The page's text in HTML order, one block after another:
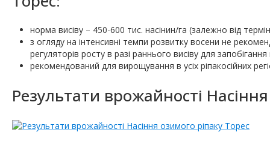
норма висіву – 450-600 тис. насінин/га (залежно від
з огляду на інтенсивні темпи розвитку восени не
регуляторів росту в разі раннього висіву для
рекомендований для вирощування в усіх ріпакосійних
Результати врожайності